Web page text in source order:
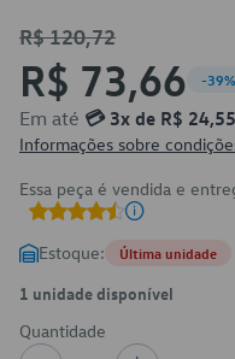
R$ 120,72
R$ 73,66 -
Em até 💳 3x de R$ 24,55
Informações sobre
Essa peça é vendida e
Estoque: Última unidade
1 unidade disponível
Quantidade